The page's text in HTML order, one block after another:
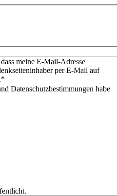
meine E-Mail-Adresse
per E-Mail auf
Datenschutzbestimmungen habe